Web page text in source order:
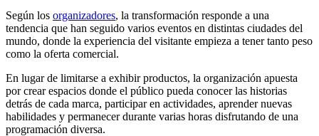
Según los organizadores, la transformación responde a una
tendencia que han seguido varios eventos en distintas ciudades del
mundo, donde la experiencia del visitante empieza a tener tanto peso
como la oferta comercial.
En lugar de limitarse a exhibir productos, la organización apuesta
por crear espacios donde el público pueda conocer las historias
detrás de cada marca, participar en actividades, aprender nuevas
habilidades y permanecer durante varias horas disfrutando de una
programación diversa.